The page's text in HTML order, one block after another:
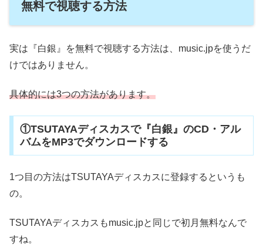
無料で視聴する方法
実は『白銀』を無料で視聴する方法は、music.jpを使うだ
けではありません。
具体的には3つの方法があります。
①TSUTAYAディスカスで『白銀』のCD・アル
バムをMP3でダウンロードする
1つ目の方法はTSUTAYAディスカスに登録するというも
の。
TSUTAYAディスカスもmusic.jpと同じで初月無料なんで
すね。